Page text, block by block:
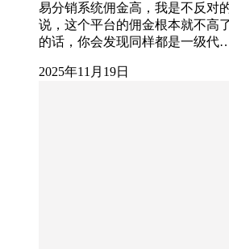
易分销系统佣金高，我是不反对
说，这个平台的佣金根本就不高
的话，你会发现同样都是一级代
2025年11月19日